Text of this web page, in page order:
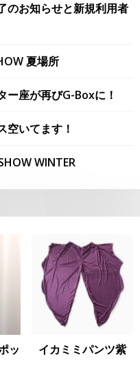
のお知らせと新規利用者
夏場所
ー座が再びG-Boxに！
空いてます！
WINTER
ッ
イカミミパンツ紫